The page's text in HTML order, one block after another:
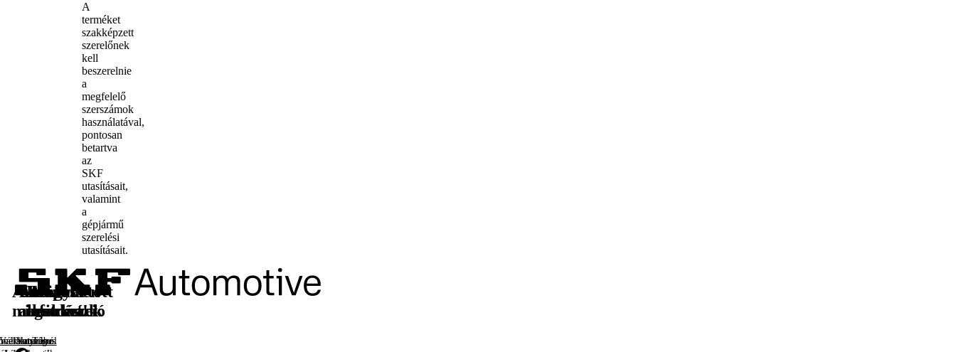
A
terméket
szakképzett
szerelőnek
kell
beszerelnie
a
megfelelő
szerszámok
használatával,
pontosan
betartva
az
SKF
utasításait,
valamint
a
gépjármű
szerelési
utasításait.
Autóipari
megoldások
Utángyártott
alkatrészek
További
információ
Kövessen
minket!
YouTube